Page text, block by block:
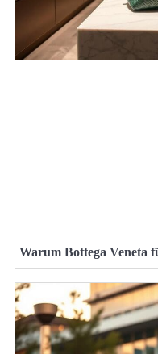
Warum Bottega Veneta